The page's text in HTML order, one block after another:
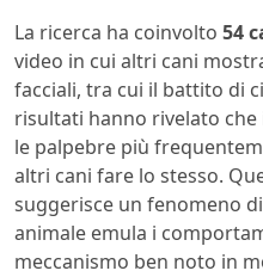
La ricerca ha coinvolto 54
video in cui altri cani
facciali, tra cui il battito di
risultati hanno rivelato
le palpebre più
altri cani fare lo stesso.
suggerisce un fenomeno di
animale emula i
meccanismo ben noto in